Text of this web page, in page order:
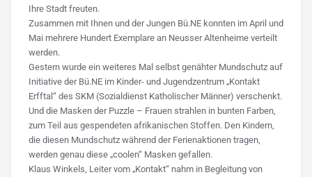
Ihre Stadt freuten.
Zusammen mit Ihnen und der Jungen Bü.NE konnten im April und
Mai mehrere Hundert Exemplare an Neusser Altenheime verteilt
werden.
Gestern wurde ein weiteres Mal selbst genähter Mundschutz auf
Initiative der Bü.NE im Kinder- und Jugendzentrum „Kontakt
Erfftal“ des SKM (Sozialdienst Katholischer Männer) verschenkt.
Und die Masken der Puzzle – Frauen strahlen in bunten Farben,
zum Teil aus gespendeten afrikanischen Stoffen. Den Kindern,
die diesen Mundschutz während der Ferienaktionen tragen,
werden genau diese „coolen“ Masken gefallen.
Klaus Winkels, Leiter vom „Kontakt“ nahm in Begleitung von